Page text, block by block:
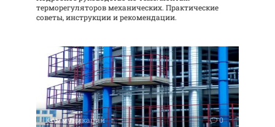
терморегуляторов механических. Практические
советы, инструкции и рекомендации.
Коммуникации 0